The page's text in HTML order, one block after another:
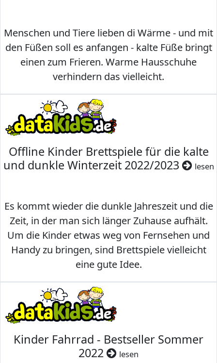
Menschen und Tiere lieben di Wärme - und mit
den Füßen soll es anfangen - kalte Füße bringt
einen zum Frieren. Warme Hausschuhe
verhindern das vielleicht.
Offline Kinder Brettspiele für die kalte
und dunkle Winterzeit 2022/2023
lesen
Es kommt wieder die dunkle Jahreszeit und die
Zeit, in der man sich länger Zuhause aufhält.
Um die Kinder etwas weg von Fernsehen und
Handy zu bringen, sind Brettspiele vielleicht
eine gute Idee.
Kinder Fahrrad - Bestseller Sommer
2022
lesen